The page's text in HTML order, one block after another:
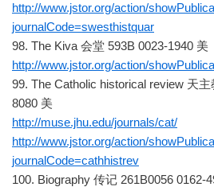
http://www.jstor.org/action/
journalCode=swesthistquar
98. The Kiva 会堂 593B 0023-1940 美
http://www.jstor.org/action/
99. The Catholic historical review 天
8080 美
http://muse.jhu.edu/journals/cat/
http://www.jstor.org/action/
journalCode=cathhistrev
100. Biography 传记 261B0056 0162-